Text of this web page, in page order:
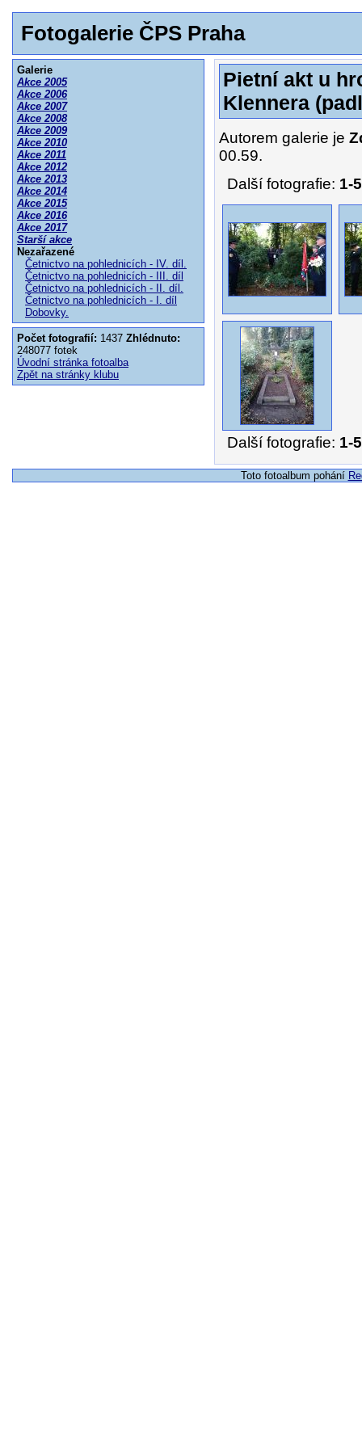
Fotogalerie ČPS Praha
Galerie
Akce 2005
Akce 2006
Akce 2007
Akce 2008
Akce 2009
Akce 2010
Akce 2011
Akce 2012
Akce 2013
Akce 2014
Akce 2015
Akce 2016
Akce 2017
Starší akce
Nezařazené
Četnictvo na pohlednicích - IV. díl.
Četnictvo na pohlednicích - III. díl
Četnictvo na pohlednicích - II. díl.
Četnictvo na pohlednicích - I. díl
Dobovky.
Počet fotografií: 1437 Zhlédnuto:
248077 fotek
Úvodní stránka fotoalba
Zpět na stránky klubu
Pietní akt u
Klennera
Autorem galerie je
00.59.
Další fotografie: 1-5
Další fotografie: 1-5
Toto fotoalbum pohání